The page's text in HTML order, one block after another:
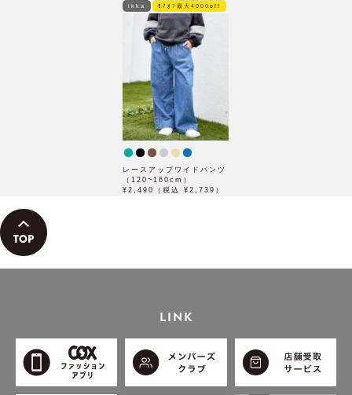
ikka ﾓｱｵﾌ最大4000off
レースアップワイドパンツ
（120~160cm）
¥2,490（税込 ¥2,739）
LINK